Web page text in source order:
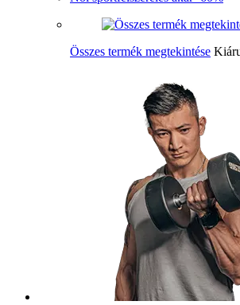
Összes termék megtekintése